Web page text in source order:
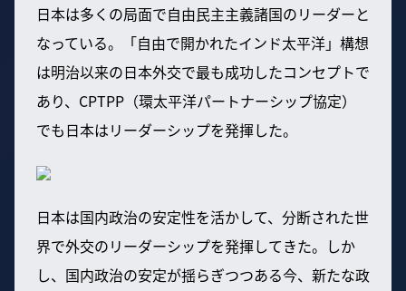
日本は多くの局面で自由民主主義諸国のリーダーと
なっている。「自由で開かれたインド太平洋」構想
は明治以来の日本外交で最も成功したコンセプトで
あり、CPTPP（環太平洋パートナーシップ協定）
でも日本はリーダーシップを発揮した。
日本は国内政治の安定性を活かして、分断された世
界で外交のリーダーシップを発揮してきた。しか
し、国内政治の安定が揺らぎつつある今、新たな政